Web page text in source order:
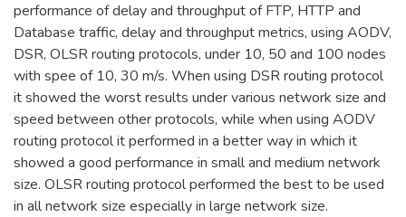
performance of delay and throughput of FTP, HTTP and
Database traffic, delay and throughput metrics, using AODV,
DSR, OLSR routing protocols, under 10, 50 and 100 nodes
with spee of 10, 30 m/s. When using DSR routing protocol
it showed the worst results under various network size and
speed between other protocols, while when using AODV
routing protocol it performed in a better way in which it
showed a good performance in small and medium network
size. OLSR routing protocol performed the best to be used
in all network size especially in large network size.